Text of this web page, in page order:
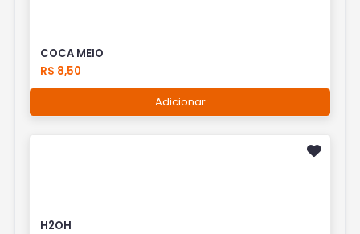
COCA MEIO
R$ 8,50
Adicionar
H2OH